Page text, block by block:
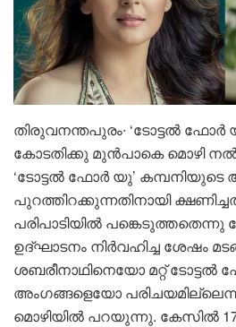
തിരുവനന്തപുരം∙ ‘ടോട്ടൽ ഫോർ
കോടതിക്കു മുൻപാകെ മൊഴി
‘ടോട്ടൽ ഫോർ യു’
പുറത്തിറക്കുന്നതിനായി
പരിപാടിയിൽ പങ്കെടുത്തതെന്നു
ഉദ്ഘാടനം നിർവഹിച്ച ശേഷം
ശബരീനാഥിനെയോ മറ്റ്
അംഗങ്ങളെയോ
മൊഴിയിൽ പറയുന്നു. കേസിൽ